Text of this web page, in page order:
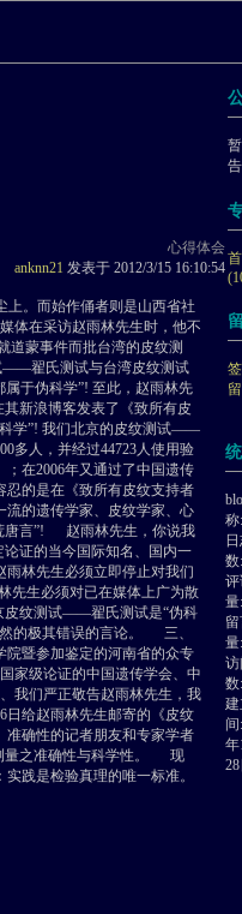
心得体会
anknn21 发表于 2012/3/15 16:10:54
。而始作俑者则是山西省社
体在采访赵雨林先生时，他不
道蒙事件而批台湾的皮纹测
——翟氏测试与台湾皮纹测试
于伪科学”! 至此，赵雨林先
新浪博客发表了《致所有皮
科学”! 我们北京的皮纹测试——
多人，并经过44723人使用验
在2006年又通过了中国遗传
忍的是在《致所有皮纹支持者
流的遗传学家、皮纹学家、心
唐言”! 赵雨林先生，你说我
证的当今国际知名、国内一
林先生必须立即停止对我们
生必须对已在媒体上广为散
皮纹测试——翟氏测试是“伪科
的极其错误的言论。 三、
暨参加鉴定的河南省的众专
级论证的中国遗传学会、中
我们严正敬告赵雨林先生，我
给赵雨林先生邮寄的《皮纹
准确性的记者朋友和专家学者
量之准确性与科学性。 现
践是检验真理的唯一标准。
称:
数
评
量
量
访
数
建
间
年
28